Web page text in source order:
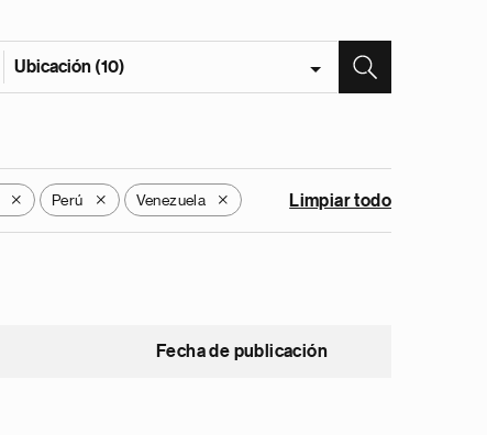
Ubicación (10)
X Perú X Venezuela X Limpiar todo
Fecha de publicación